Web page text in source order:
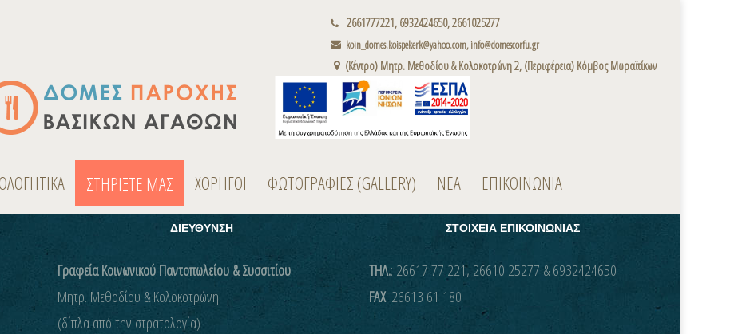
2661777221, 6932424650, 2661025277
koin_domes.koispekerk@yahoo.com, info@domescorfu.gr
(Κέντρο) Μητρ. Μεθοδίου & Κολοκοτρώνη 2, (Περιφέρεια) Κόμβος Μωραϊτίκων
ΣΤΗΡΙΞΤΕ ΜΑΣ ΧΟΡΗΓΟΙ ΦΩΤΟΓΡΑΦΙΕΣ (GALLERY) ΝΕΑ ΕΠΙΚΟΙΝΩΝΙΑ
ΔΙΕΥΘΥΝΣΗ
Γραφεία Κοινωνικού Παντοπωλείου & Συσσιτίου
Μητρ. Μεθοδίου & Κολοκοτρώνη
(δίπλα από την στρατολογία)
ΣΤΟΙΧΕΙΑ ΕΠΙΚΟΙΝΩΝΙΑΣ
ΤΗΛ.: 26617 77 221, 26610 25277 & 6932424650
FAX: 26613 61 180